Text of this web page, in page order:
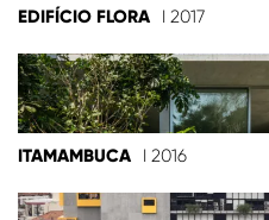
EDIFÍCIO FLORA I 2017
ITAMAMBUCA I 2016